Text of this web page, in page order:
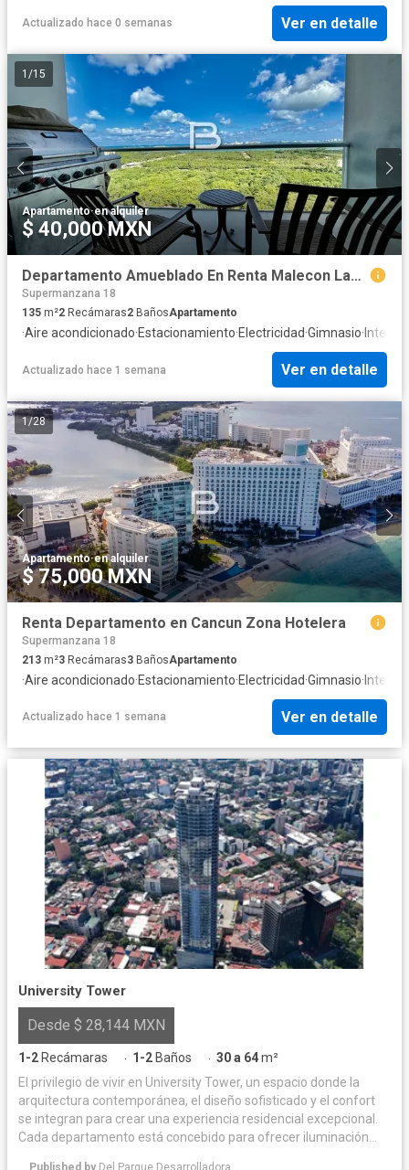
Actualizado hace 0 semanas Ver en detalle
1 /15
Apartamento·en alquiler
$ 40,000 MXN
Departamento Amueblado En Renta Malecon Las Americas
Supermanzana 18
135 m²2 Recámaras2 BañosApartamento
·Aire acondicionado·Estacionamiento·Electricidad·Gimnasio· Internet
Actualizado hace 1 semana Ver en detalle
1/28
Apartamento·en alquiler
$ 75,000 MXN
Renta Departamento en Cancun Zona Hotelera
Supermanzana 18
213 m²3 Recámaras3 BañosApartamento
·Aire acondicionado·Estacionamiento·Electricidad·Gimnasio·Internet
Actualizado hace 1 semana Ver en detalle
University Tower
Desde $ 28,144 MXN
1-2 Recámaras · 1-2 Baños · 30 a 64m²
El privilegio de vivir en University Tower, un espacio donde la
arquitectura contemporánea, el diseño sofisticado y el confort
se integran para crear una experiencia residencial excepcional.
Cada departamento está concebido para ofrecer iluminación